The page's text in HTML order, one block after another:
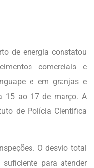
de energia constatou
comerciais e
e em granjas e
15 ao 17 de março. A
de Polícia Cientifica
O desvio total
para atender